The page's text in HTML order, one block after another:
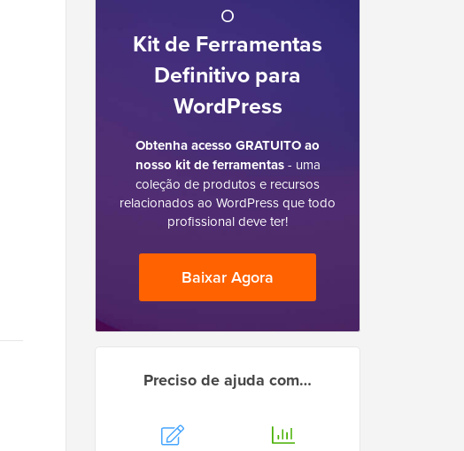
O
Kit de Ferramentas
Definitivo para
WordPress
Obtenha acesso GRATUITO ao
nosso kit de ferramentas- uma
coleção de produtos e recursos
relacionados ao WordPress que todo
profissional deve ter!
Baixar Agora
Preciso de ajuda com…